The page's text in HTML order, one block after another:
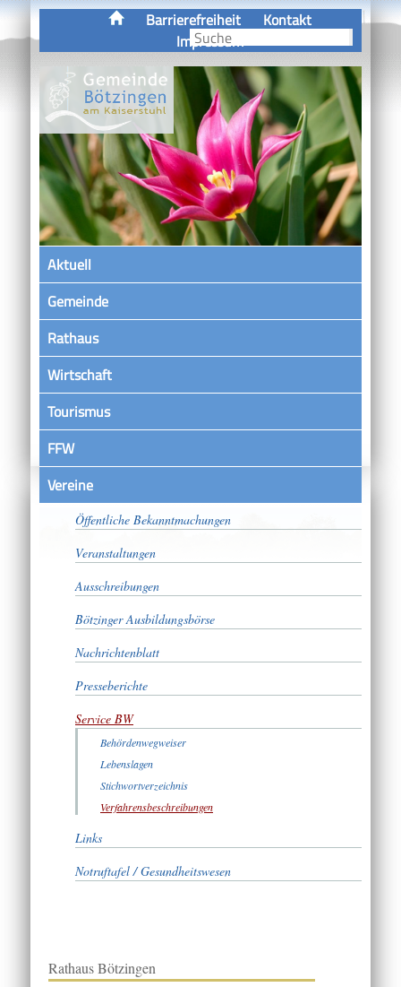
Barrierefreiheit
Kontakt
Impressum
Aktuell
Gemeinde
Rathaus
Wirtschaft
Tourismus
FFW
VereineSatzungen
Öffentliche Bekanntmachungen
Veranstaltungen
Ausschreibungen
Bötzinger Ausbildungsbörse
Nachrichtenblatt
Presseberichte
Service BW
Behördenwegweiser
Lebenslagen
Stichwortverzeichnis
Verfahrensbeschreibungen
Links
Notruftafel / Gesundheitswesen
Rathaus Bötzingen